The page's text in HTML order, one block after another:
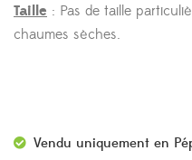
Taille : Pas de taille
chaumes sèches.
Vendu uniquement en